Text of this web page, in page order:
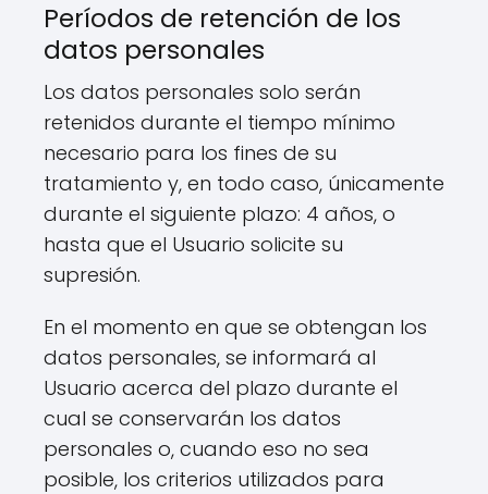
Períodos de retención de los
datos personales
Los datos personales solo serán
retenidos durante el tiempo mínimo
necesario para los fines de su
tratamiento y, en todo caso, únicamente
durante el siguiente plazo: 4 años, o
hasta que el Usuario solicite su
supresión.
En el momento en que se obtengan los
datos personales, se informará al
Usuario acerca del plazo durante el
cual se conservarán los datos
personales o, cuando eso no sea
posible, los criterios utilizados para